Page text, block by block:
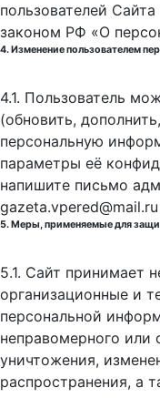
пользователей
законом РФ «О
4. Изменение пользователем
4.1. Пользователь
(обновить,
персональную
параметры её
напишите письмо
gazeta.vpered@mail.ru
5. Меры, применяемые для
5.1. Сайт принимает
организационные и
персональной
неправомерного или
уничтожения,
распространения, а